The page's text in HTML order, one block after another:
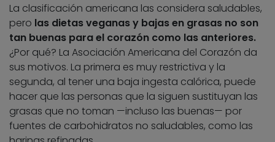
La clasificación americana las considera saludables,
pero las dietas veganas y bajas en grasas no son
tan buenas para el corazón como las anteriores.
¿Por qué? La Asociación Americana del Corazón da
sus motivos. La primera es muy restrictiva y la
segunda, al tener una baja ingesta calórica, puede
hacer que las personas que la siguen sustituyan las
grasas que no toman —incluso las buenas— por
fuentes de carbohidratos no saludables, como las